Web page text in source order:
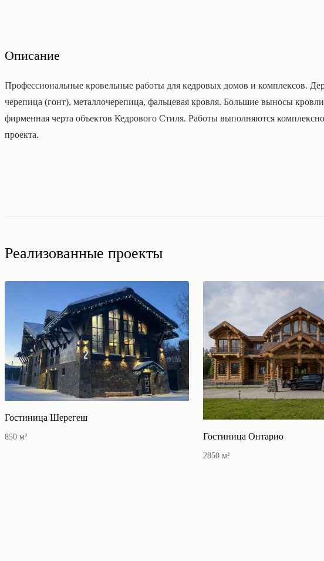
Описание
Профессиональные кровельные работы для кедровых домов и комплексов.
черепица (гонт), металлочерепица, фальцевая кровля. Большие выносы
фирменная черта объектов Кедрового Стиля. Работы выполняются
проекта.
Реализованные проекты
Гостиница Шерегеш
850 м² Гостиница Онтарио
2850 м²